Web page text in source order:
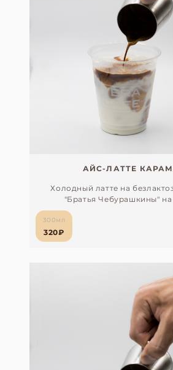
АЙС-ЛАТТЕ
Холодный латте на
"Братья Чебурашкины" на
300мл
320₽